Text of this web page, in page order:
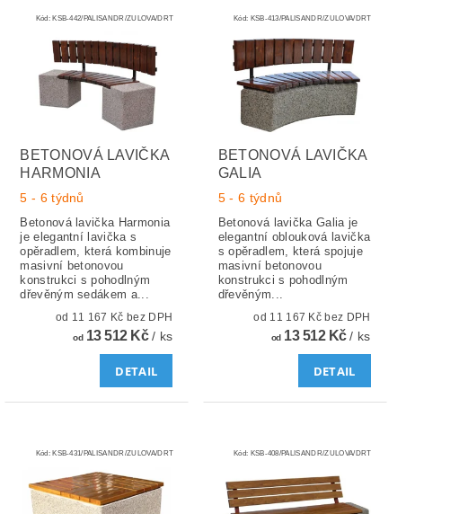
Kód:KSB-442/PALISANDR/ZULOVA/DRT
BETONOVÁ LAVIČKA
HARMONIA
5 - 6 týdnů
Betonová lavička Harmonia
je elegantní lavička s
opěradlem, která kombinuje
masivní betonovou
konstrukci s pohodlným
dřevěným sedákem a...
od 11 167 Kč bez DPH
od13 512 Kč/ ks
DETAIL
Kód: KSB-413/PALISANDR/ZULOVA/DRT
BETONOVÁ LAVIČKA
GALIA
5 - 6 týdnů
Betonová lavička Galia je
elegantní oblouková lavička
s opěradlem, která spojuje
masivní betonovou
konstrukci s pohodlným
dřevěným...
od 11 167 Kč bez DPH
od13 512 Kč/ ks
DETAIL
Kód:KSB-431/PALISANDR/ZULOVA/DRT Kód: KSB-408/PALISANDR/ZULOVA/DRT